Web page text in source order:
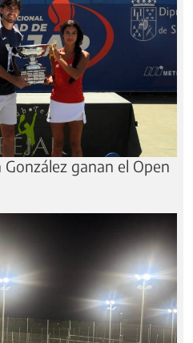
ganan el Open